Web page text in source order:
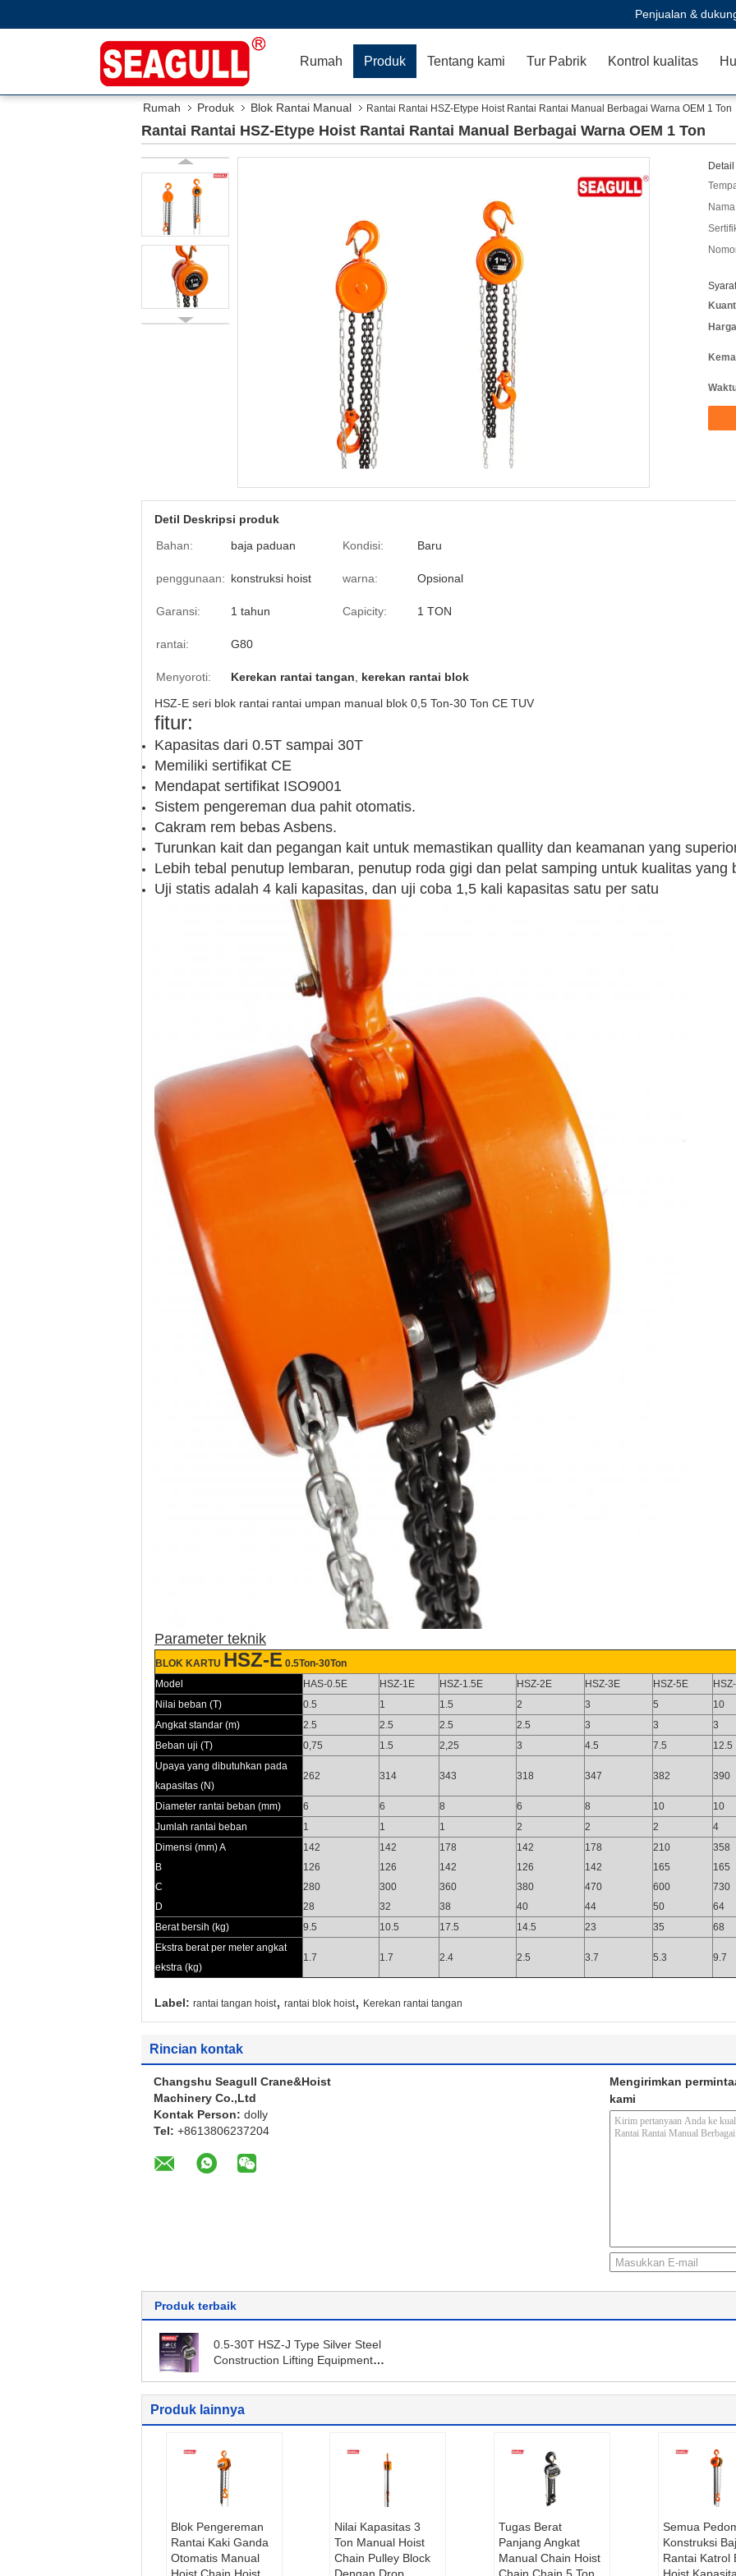
Penjualan &
Rumah Produk Tentang kami Tur Pabrik Kontrol kualitas
Rumah Produk Blok Rantai Manual Rantai Rantai HSZ-Etype Hoist Rantai Rantai Manual Berbagai Warna OEM 1 Ton
Rantai Rantai HSZ-Etype Hoist Rantai Rantai Manual Berbagai Warna OEM 1 Ton
Detil Deskripsi produk
Bahan:
baja paduan Kondisi: Baru
penggunaan: konstruksi hoist warna: Opsional
Garansi: 1 tahun Capicity: 1 TON
rantai: G80
Menyoroti: Kerekan rantai tangan
kerekan rantai blok
HSZ-E seri blok rantai rantai umpan manual blok 0,5 Ton-30 Ton CE TUV
fitur:
Kapasitas dari 0.5T sampai 30T
Memiliki sertifikat CE
Mendapat sertifikat ISO9001
Sistem pengereman dua pahit otomatis.
Cakram rem bebas Asbens.
Turunkan kait dan pegangan kait untuk memastikan quallity dan keamanan yang
Lebih tebal penutup lembaran, penutup roda gigi dan pelat samping untuk kualitas yang
Uji statis adalah 4 kali kapasitas, dan uji coba 1,5 kali kapasitas satu per satu
Parameter teknik
BLOK KARTU HSZ-E 0.5Ton-30Ton
Model
HAS-0.5E HSZ-1E HSZ-1.5E HSZ-2E HSZ-3E HSZ-5E
Nilai beban (T)
0.5 1 1.5 2 3 5 10
Angkat standar (m)
2.5 2.5 2.5 2.5 3 3 3
Beban uji (T)
0,75 1.5 2,25 3 4.5 7.5 12.5
Upaya yang dibutuhkan pada
kapasitas (N)
262 314 343 318 347 382 390
Diameter rantai beban (mm) 6 6 8 6 8 10 10
Jumlah rantai beban
1 1 1 2 2 2 4
Dimensi (mm) A
B
C
D
142
126
280
28
142
126
300
32
178
142
360
38
142
126
380
40
178
142
470
44
210
165
600
50
358
165
730
64
Berat bersih (kg)
9.5 10.5 17.5 14.5 23 35 68
Ekstra berat per meter angkat
ekstra (kg)
1.7 1.7 2.4 2.5 3.7 5.3 9.7
Label: rantai tangan hoist, rantai blok hoist, Kerekan rantai tangan
Rincian kontak
Changshu Seagull Crane&Hoist
Machinery Co.,Ltd
Kontak Person: dolly
Tel: +8613806237204
Mengirimkan
kami
Produk terbaik
0.5-30T HSZ-J Type Silver Steel
Construction Lifting Equipment
Produk lainnya
Blok Pengereman
Rantai Kaki Ganda
Otomatis Manual
Nilai Kapasitas 3
Ton Manual Hoist
Chain Pulley Block
Tugas Berat
Panjang Angkat
Manual Chain Hoist
Semua
Konstruksi
Rantai Katrol